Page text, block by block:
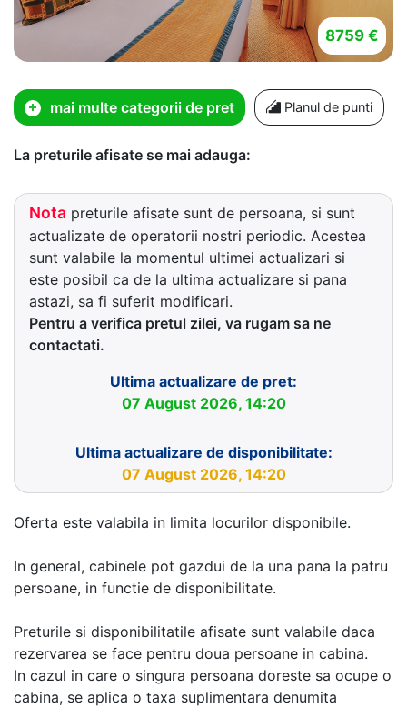
8759 €
mai multe categorii de pret Planul de punti
La preturile afisate se mai adauga:
Nota preturile afisate sunt de persoana, si sunt
actualizate de operatorii nostri periodic. Acestea
sunt valabile la momentul ultimei actualizari si
este posibil ca de la ultima actualizare si pana
astazi, sa fi suferit modificari.
Pentru a verifica pretul zilei, va rugam sa ne
contactati.
Ultima actualizare de pret:
07 August 2026, 14:20
Ultima actualizare de disponibilitate:
07 August 2026, 14:20
Oferta este valabila in limita locurilor disponibile.
In general, cabinele pot gazdui de la una pana la patru
persoane, in functie de disponibilitate.
Preturile si disponibilitatile afisate sunt valabile daca
rezervarea se face pentru doua persoane in cabina.
In cazul in care o singura persoana doreste sa ocupe o
cabina, se aplica o taxa suplimentara denumita